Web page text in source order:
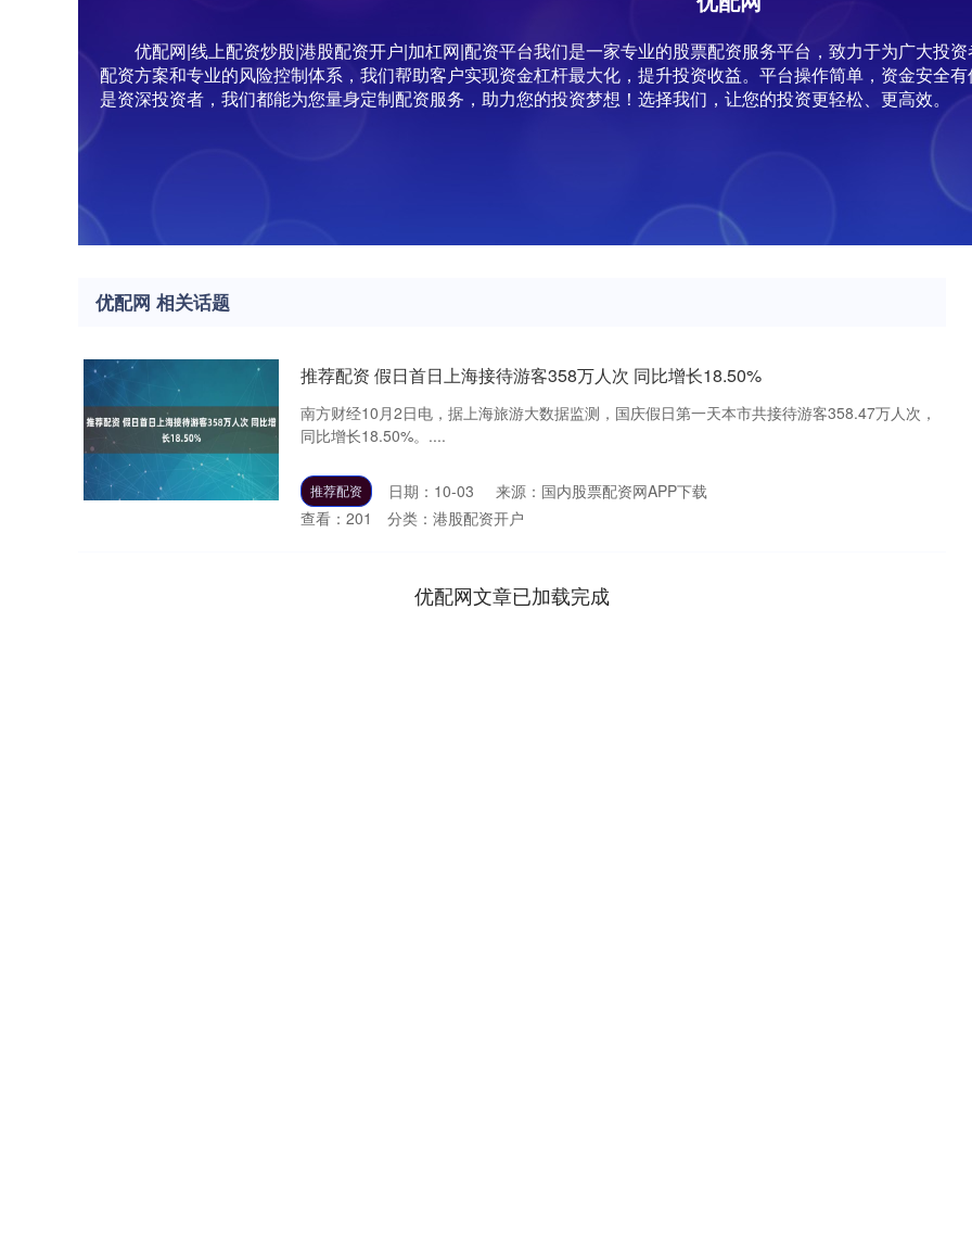
优配网|线上配资炒股|港股配资开户|加杠网|配资平台我们是一家专业的股票配资服务平台，致力于为广大投
配资方案和专业的风险控制体系，我们帮助客户实现资金杠杆最大化，提升投资收益。平台操作简单，资金安全
是资深投资者，我们都能为您量身定制配资服务，助力您的投资梦想！选择我们，让您的投资更轻松、更高效。
优配网 相关话题
推荐配资 假日首日上海接待游客358万人次 同比增长18.50%
南方财经10月2日电，据上海旅游大数据监测，国庆假日第一天本市共接待游客358.47万人次，
同比增长18.50%。....
推荐配资 日期：10-03
来源：国内股票配资网APP下载
查看： 201 分类： 港股配资开户
优配网文章已加载完成